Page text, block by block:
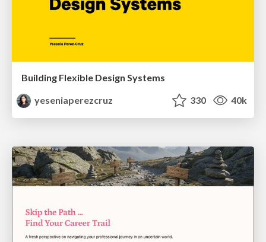
Building Flexible Design Systems
yeseniaperezcruz
330 40k